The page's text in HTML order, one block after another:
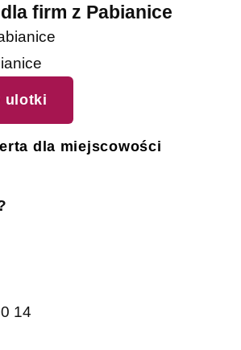
firm z Pabianice
ulotki
dla miejscowości
14